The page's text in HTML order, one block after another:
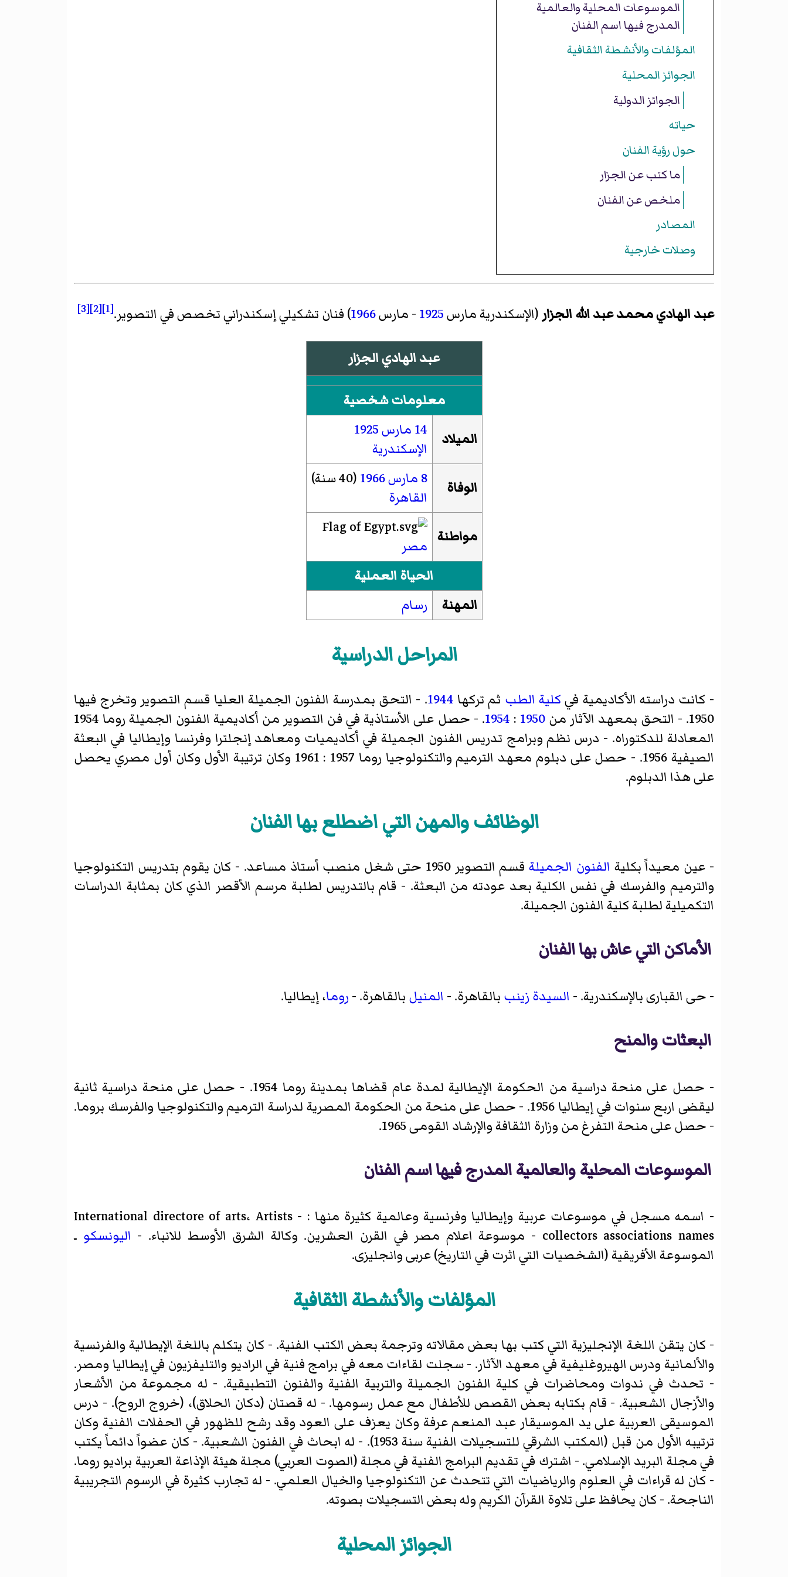
الموسوعات المحلية والعالمية
المدرج فيها اسم الفنان
المؤلفات والأنشطة الثقافية
الجوائز المحلية
الجوائز الدولية
حياته
حول رؤية الفنان
ما كتب عن الجزار
ملخص عن الفنان
المصادر
وصلات خارجية
عبد الهادي محمد عبد الله الجزار (الإسكندرية مارس1925 - مارس1966) فنان تشكيلي إسكندراني تخصص في التصوير.[1]
[2]
[3]
عبد الهادي الجزار
معلومات شخصية
الميلاد
14 مارس
1925
الإسكندرية
الوفاة
8 مارس 1966 (40 سنة)
القاهرة
مواطنة
مصر
الحياة العملية
المهنة
رسام
المراحل الدراسية
- كانت دراسته الأكاديمية في كلية الطب ثم تركها 1944. - التحق بمدرسة الفنون الجميلة العليا قسم التصوير وتخرج فيها
1950. - التحق بمعهد الآثار من
1950
:
1954. - حصل على الأستاذية في فن التصوير من أكاديمية الفنون الجميلة روما 1954
المعادلة للدكتوراه. - درس نظم وبرامج تدريس الفنون الجميلة في أكاديميات ومعاهد إنجلترا وفرنسا وإيطاليا في البعثة
الصيفية 1956. - حصل على دبلوم معهد الترميم والتكنولوجيا روما 1957 : 1961 وكان ترتيبة الأول وكان أول مصري يحصل
على هذا الدبلوم.
الوظائف والمهن التي اضطلع بها الفنان
- عين معيداً بكلية الفنون الجميلة
قسم التصوير 1950 حتى شغل منصب أستاذ مساعد. - كان يقوم بتدريس التكنولوجيا
والترميم والفرسك في نفس الكلية بعد عودته من البعثة. - قام بالتدريس لطلبة مرسم الأقصر الذي كان بمثابة الدراسات
التكميلية لطلبة كلية الفنون الجميلة.
الأماكن التي عاش بها الفنان
- حى القبارىبالإسكندرية. - السيدة زينب بالقاهرة. - المنيل بالقاهرة. - روما، إيطاليا.
البعثات والمنح
- حصل على منحة دراسية من الحكومة الإيطالية لمدة عام قضاها بمدينة روما 1954. - حصل على منحة دراسية ثانية
ليقضى اربع سنوات في إيطاليا 1956. - حصل على منحة من الحكومة المصرية لدراسة الترميم والتكنولوجيا
والفرسك بروما.
- حصل على منحة التفرغ من وزارة الثقافة والإرشاد القومى
الموسوعات المحلية والعالمية المدرج فيها اسم الفنان
- اسمه مسجل في موسوعات عربية وإيطاليا وفرنسية وعالمية كثيرة منها : International directore of arts، Artists -
collectors associations names - موسوعة اعلام مصر في القرن العشرين. وكالة الشرق الأوسط للانباء. -
اليونسكو ـ
الموسوعة الأفريقية (الشخصيات التي اثرت في التاريخ) عربى وانجليزى.
المؤلفات والأنشطة الثقافية
- كان يتقن اللغة الإنجليزية التي كتب بها بعض مقالاته وترجمة بعض الكتب الفنية. - كان يتكلم باللغة الإيطالية والفرنسية
والألمانية ودرس الهيروغليفية في معهد الآثار. - سجلت لقاءات معه في برامج فنية في الراديو والتليفزيون في إيطاليا ومصر.
- تحدث في ندوات ومحاضرات في كلية الفنون الجميلة والتربية الفنية والفنون التطبيقية. - له مجموعة من الأشعار
والأزجال الشعبية. - قام بكتابه بعض القصص للأطفال مع عمل رسومها. - له قصتان (دكان الحلاق)، (خروج الروح). - درس
الموسيقى العربية على يد الموسيقار عبد المنعم عرفة وكان يعزف على العود وقد رشح للظهور في الحفلات الفنية وكان
ترتيبه الأول من قبل (المكتب الشرقي للتسجيلات الفنية سنة 1953). - له ابحاث في الفنون الشعبية. - كان عضواً دائماً يكتب
في مجلة البريد الإسلامي. - اشترك في تقديم البرامج الفنية في مجلة (الصوت العربي) مجلة هيئة الإذاعة العربية براديو روما.
- كان له قراءات في العلوم والرياضيات التي تتحدث عن التكنولوجيا والخيال العلمي. - له تجارب كثيرة في الرسوم التجريبية
الناجحة. - كان يحافظ على تلاوة القرآن الكريم وله بعض التسجيلات بصوته.
الجوائز المحلية